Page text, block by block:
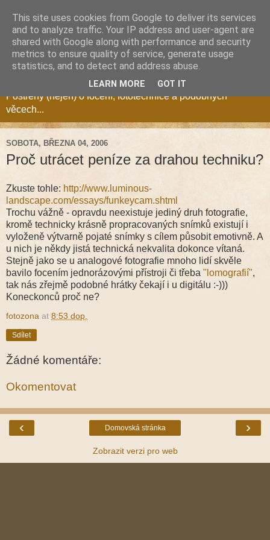
Fotozóna Blog
Postřehy (nejen) o focení, fototechnice a podobných
věcech...
SOBOTA, BŘEZNA 04, 2006
Proč utrácet peníze za drahou techniku?
Zkuste tohle: http://www.luminous-
landscape.com/essays/funkeycam.shtml
Trochu vážně - opravdu neexistuje jediný druh fotografie,
kromě technicky krásně propracovaných snímků existují i
vyloženě výtvarně pojaté snímky s cílem působit emotivně. A
u nich je někdy jistá technická nekvalita dokonce vítaná.
Stejně jako se u analogové fotografie mnoho lidí skvěle
bavilo focením jednorázovými přístroji či třeba "lomografií",
tak nás zřejmě podobné hrátky čekají i u digitálu :-)))
Koneckonců proč ne?
fotozona at 8:53 dop.
Sdílet
Žádné komentáře:
Okomentovat
‹ ›
Domovská stránka
Zobrazit verzi pro web
This site uses cookies from Google to deliver its services
and to analyze traffic. Your IP address and user-agent are
shared with Google along with performance and security
metrics to ensure quality of service, generate usage
statistics, and to detect and address abuse.
LEARN MORE GOT IT